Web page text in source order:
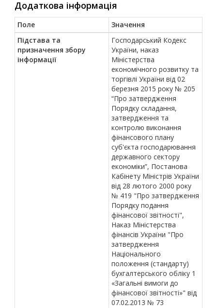
Додаткова інформація
Поле
Значення
Підстава та
призначення збору
інформації
Господарський Кодекс
України, наказ
Міністерства
економічного розвитку та
торгівлі України від 02
березня 2015 року № 205
“Про затвердження
Порядку складання,
затвердження та
контролю виконання
фінансового плану
суб'єкта господарювання
державного сектору
економіки”, Постанова
Кабінету Міністрів України
від 28 лютого 2000 року
№ 419 "Про затвердження
Порядку подання
фінансової звітності",
Наказ Міністерства
фінансів України "Про
затвердження
Національного
положення (стандарту)
бухгалтерського обліку 1
«Загальні вимоги до
фінансової звітності»" від
07.02.2013 № 73